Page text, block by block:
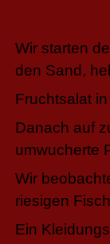
Wir starten
den Sand,
Fruchtsalat
Danach auf
umwucherte
Wir
riesigen
Ein